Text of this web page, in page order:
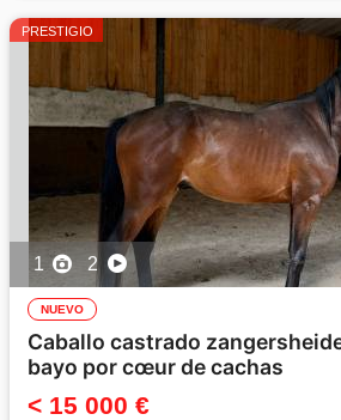
PRESTIGIO
1 2
NUEVO
Caballo castrado
bayo por cœur de cachas
< 15 000 €